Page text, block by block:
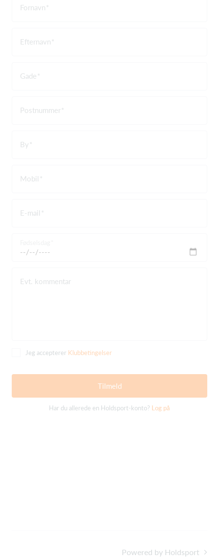
Fornavn
Efternavn
Gade
Postnummer
By
Mobil
E-mail
Evt. kommentar
Jeg accepterer Klubbetingelser
Tilmeld
Har du allerede en Holdsport-konto? Log på
Powered by Holdsport